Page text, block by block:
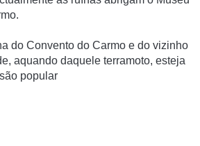
do Convento do Carmo e do vizinho
aquando daquele terramoto, esteja
popular